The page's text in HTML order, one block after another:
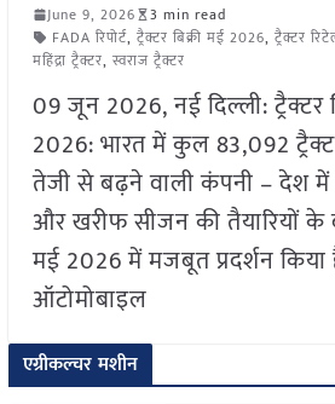
June 9, 2026
3 min read
FADA रिपोर्ट, ट्रैक्टर बिक्री मई 2026, ट्रैक्टर
महिंद्रा ट्रैक्टर, स्वराज ट्रैक्टर
09 जून 2026, नई दिल्ली: ट्रैक्टर
2026: भारत में कुल 83,092
तेजी से बढ़ने वाली कंपनी – देश में
और खरीफ सीजन की तैयारियों के
मई 2026 में मजबूत प्रदर्शन
ऑटोमोबाइल
एग्रीकल्चर मशीन